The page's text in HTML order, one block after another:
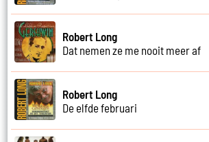
Robert Long
Dat nemen ze me nooit meer af
Robert Long
De elfde februari